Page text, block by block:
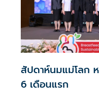
สัปดาห์นมแม่โลก
6 เดือนแรก